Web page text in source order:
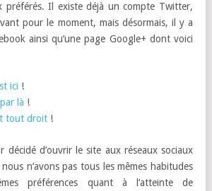
préférés. Il existe déjà un compte Twitter,
pour le moment, mais désormais, il y a
ainsi qu’une page Google+ dont voici
ici !
là !
tout droit !
décidé d’ouvrir le site aux réseaux sociaux
n’avons pas tous les mêmes habitudes
préférences quant à l’atteinte de